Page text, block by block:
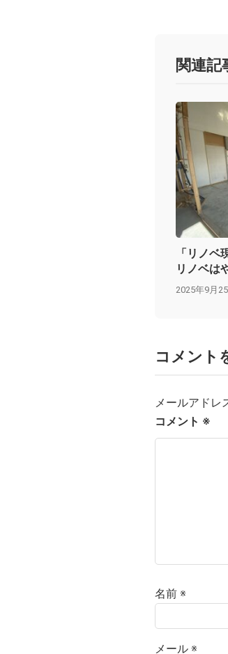
関連記
「リノベ
リノベは
2025年9月
コメント
メールアドレ
コメント ※
名前 ※
メール ※